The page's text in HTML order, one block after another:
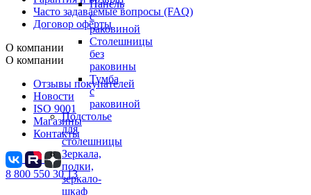
Панель
с
раковиной
Столешницы
без
раковины
Тумба
с
раковиной
Подстолье
для
столешницы
Зеркала,
полки,
зеркало-
шкаф
Часто задаваемые вопросы (FAQ)
Договор оферты
О компании
О компании
Отзывы покупателей
Новости
ISO 9001
Магазины
Контакты
8 800 550 30 13